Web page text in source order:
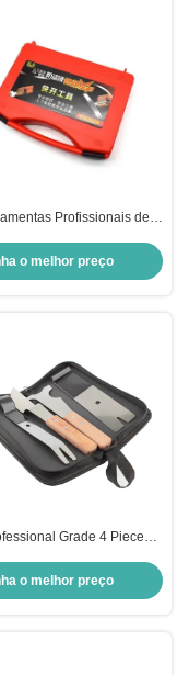
Profissionais de
Kaba Lock Picks
Ferramentas
o melhor preço
Grade 4 Piece
de portas
o melhor preço